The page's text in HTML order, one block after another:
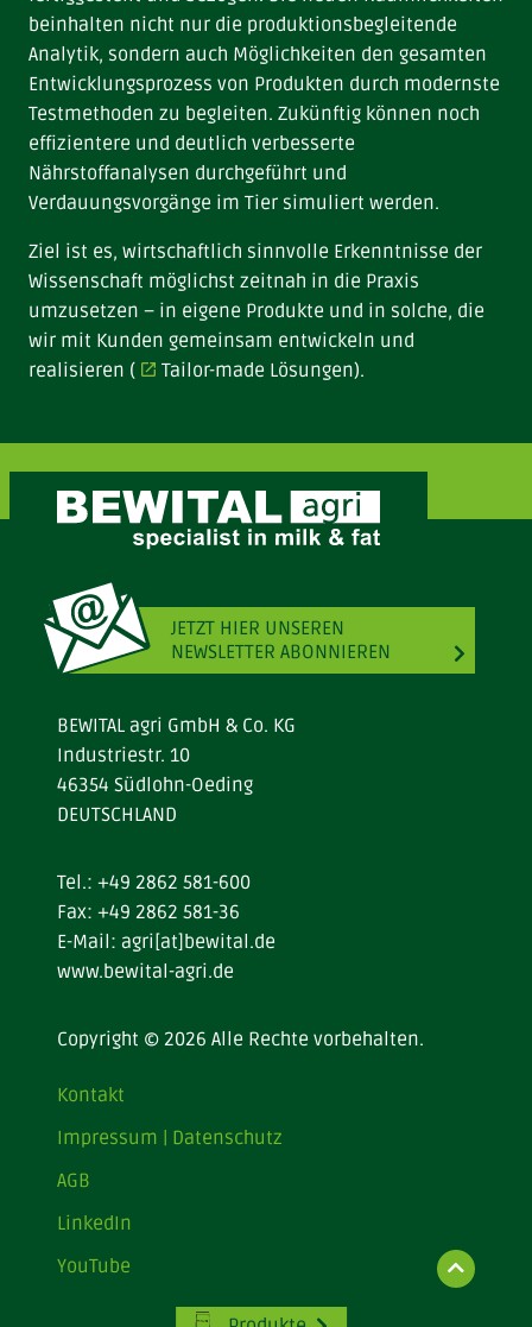
beinhalten nicht nur die produktionsbegleitende
Analytik, sondern auch Möglichkeiten den gesamten
Entwicklungsprozess von Produkten durch modernste
Testmethoden zu begleiten. Zukünftig können noch
effizientere und deutlich verbesserte
Nährstoffanalysen durchgeführt und
Verdauungsvorgänge im Tier simuliert werden.
Ziel ist es, wirtschaftlich sinnvolle Erkenntnisse der
Wissenschaft möglichst zeitnah in die Praxis
umzusetzen – in eigene Produkte und in solche, die
wir mit Kunden gemeinsam entwickeln und
realisieren (
Tailor-made Lösungen).
JETZT HIER UNSEREN
NEWSLETTER ABONNIEREN
BEWITAL agri GmbH & Co. KG
Industriestr. 10
46354 Südlohn-Oeding
DEUTSCHLAND
Tel.: +49 2862 581-600
Fax: +49 2862 581-36
E-Mail: agri[at]bewital.de
www.bewital-agri.de
Copyright © 2026 Alle Rechte vorbehalten.
Kontakt
Impressum | Datenschutz
AGB
LinkedIn
YouTube